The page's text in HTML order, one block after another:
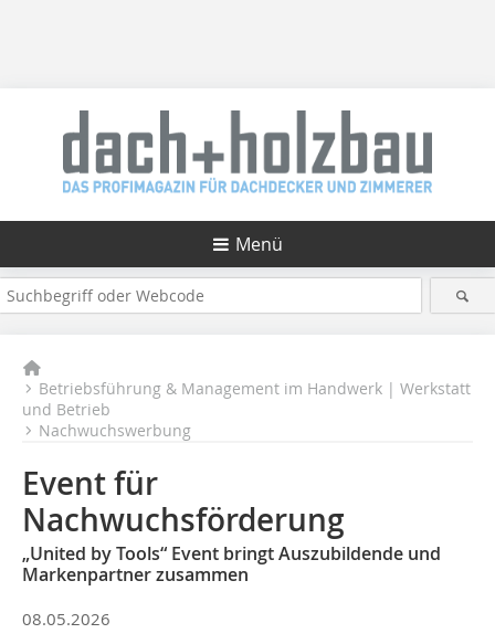
Menü
Betriebsführung & Management im Handwerk | Werkstatt
und Betrieb
Nachwuchswerbung
Event für
Nachwuchsförderung
„United by Tools“ Event bringt Auszubildende und
Markenpartner zusammen
08.05.2026